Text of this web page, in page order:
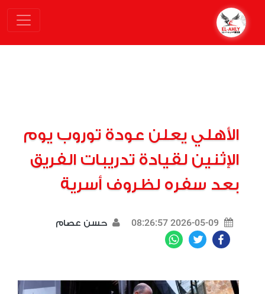
الأهلي يعلن عودة توروب يوم
الإثنين لقيادة تدريبات الفريق
بعد سفره لظروف أسرية
2026-05-09 08:26:57 حسن عصام
Facebook
Twitter